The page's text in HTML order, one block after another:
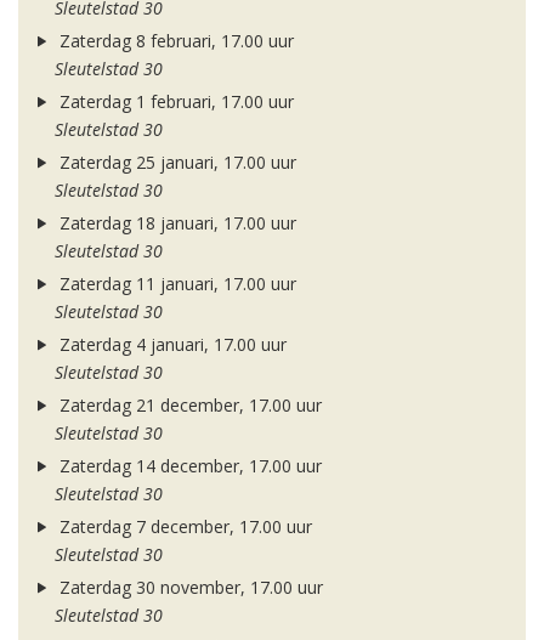
Sleutelstad 30
Zaterdag 8 februari, 17.00 uur
Sleutelstad 30
Zaterdag 1 februari, 17.00 uur
Sleutelstad 30
Zaterdag 25 januari, 17.00 uur
Sleutelstad 30
Zaterdag 18 januari, 17.00 uur
Sleutelstad 30
Zaterdag 11 januari, 17.00 uur
Sleutelstad 30
Zaterdag 4 januari, 17.00 uur
Sleutelstad 30
Zaterdag 21 december, 17.00 uur
Sleutelstad 30
Zaterdag 14 december, 17.00 uur
Sleutelstad 30
Zaterdag 7 december, 17.00 uur
Sleutelstad 30
Zaterdag 30 november, 17.00 uur
Sleutelstad 30